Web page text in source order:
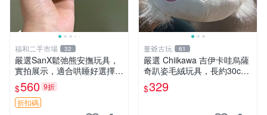
福和二手市場 32
嚴選SanX鬆弛熊安撫玩具，
實拍展示，適合哄睡好選擇
電腦玩具 安撫用品
$560 9折
折扣碼
董爺古玩 61
嚴選 Chiikawa 吉伊卡哇烏薩
奇趴姿毛絨玩具，長約30c
m，質地超軟適合收藏 烏薩
奇 Chiikawa 毛絨 超軟
$329